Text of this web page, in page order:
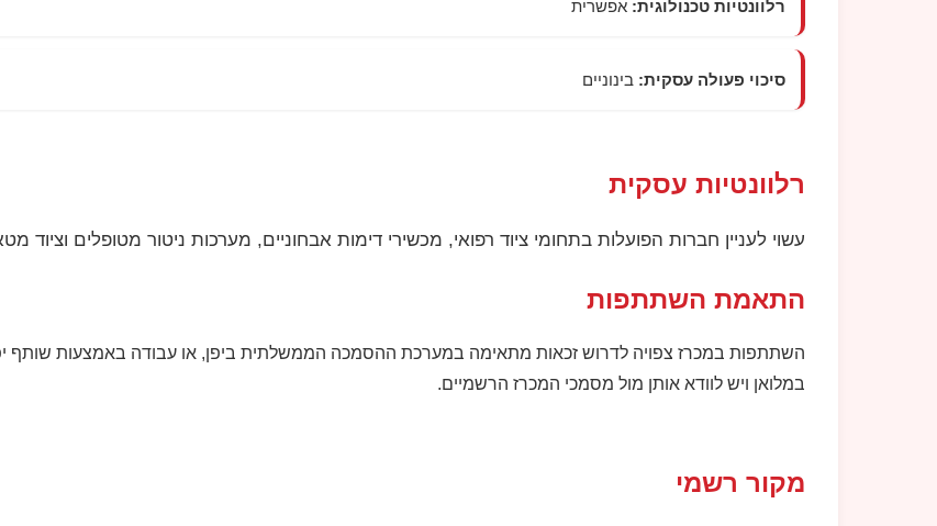
רלוונטיות טכנולוגית: אפשרית
סיכוי פעולה עסקית: בינוניים
רלוונטיות עסקית
עשוי לעניין חברות הפועלות בתחומי ציוד רפואי, מכשירי דימות אבחוניים, מערכות ניטור מטופלים וציוד
התאמת השתתפות
השתתפות במכרז צפויה לדרוש זכאות מתאימה במערכת ההסמכה הממשלתית ביפן, או עבודה באמצעות שותף
במלואן ויש לוודא אותן מול מסמכי המכרז הרשמיים.
מקור רשמי